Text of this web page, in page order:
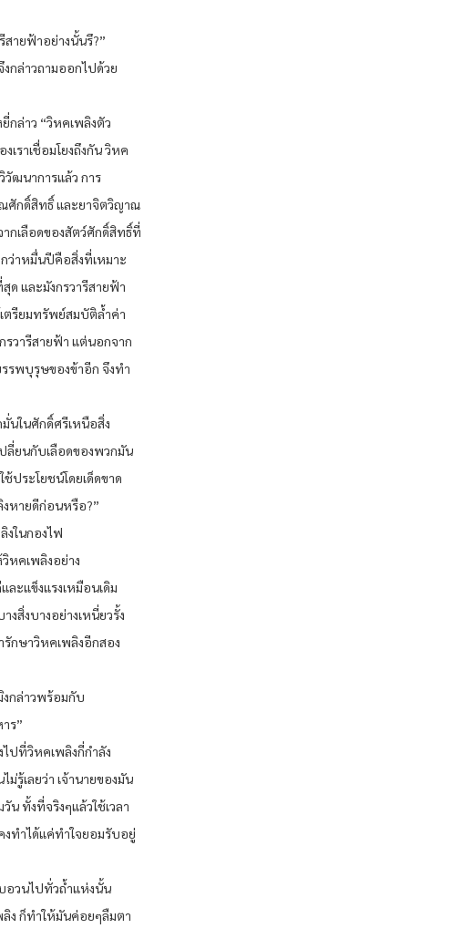
สายฟ้าอย่างนั้นรึ?”
งกล่าวถามออกไปด้วย
กล่าว “วิหคเพลิงตัว
ราเชื่อมโยงถึงกัน วิหค
วัฒนาการแล้ว การ
ศักดิ์สิทธิ์ และยาจิตวิญาณ
กเลือดของสัตว์ศักดิ์สิทธิ์ที่
ว่าหมื่นปีคือสิ่งที่เหมาะ
และมังกรวารีสายฟ้า
ตรียมทรัพย์สมบัติล้ำค่า
รวารีสายฟ้า แต่นอกจาก
รพบุรุษของข้าอีก จึงทำ
นในศักดิ์ศรีเหนือสิ่ง
ปลี่ยนกับเลือดของพวกมัน
ประโยชน์โดยเด็ดขาด
หายดีก่อนหรือ?”
งในกองไฟ
หคเพลิงอย่าง
ละแข็งแรงเหมือนเดิม
งสิ่งบางอย่างเหนี่ยวรั้ง
รักษาวิหคเพลิงอีกสอง
กล่าวพร้อมกับ
ร”
ปที่วิหคเพลิงกี่กำลัง
รู้เลยว่า เจ้านายของมัน
ทั้งที่จริงๆแล้วใช้เวลา
ทำได้แค่ทำใจยอมรับอยู่
อวนไปทั่วถ้ำแห่งนั้น
ง ก็ทำให้มันค่อยๆลืมตา